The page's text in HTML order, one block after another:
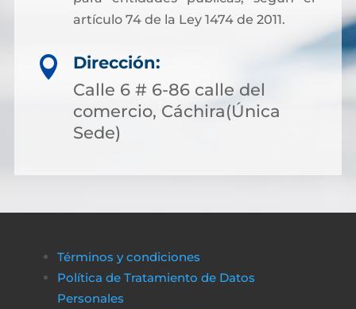
artículo 74 de la Ley 1474 de 2011.

Dirección:
Calle 6 # 6-86 calle del
comercio, Cáchira(Única
Sede)
Términos y condiciones
Política de Tratamiento de Datos
Personales